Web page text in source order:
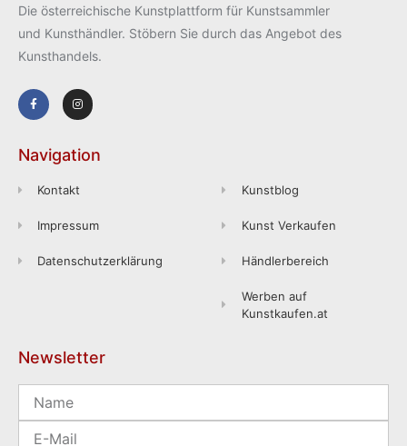
Die österreichische Kunstplattform für Kunstsammler
und Kunsthändler. Stöbern Sie durch das Angebot des
Kunsthandels.
Navigation
Kontakt
Impressum
Datenschutzerklärung
Kunstblog
Kunst Verkaufen
Händlerbereich
Werben auf
Kunstkaufen.at
Newsletter